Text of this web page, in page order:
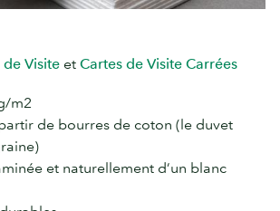
de Visite et Cartes de Visite Carrées
m2
de bourres de coton (le duvet
et naturellement d’un blanc